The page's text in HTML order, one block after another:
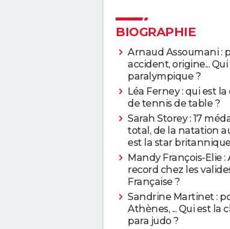
BIOGRAPHIE
Arnaud Assoumani :
accident, origine...
paralympique ?
Léa Ferney : qui est
de tennis de table ?
Sarah Storey : 17
total, de la natation
est la star
Mandy François-Elie :
record chez les
Française ?
Sandrine Martinet :
Athènes, ... Qui est la
para judo ?